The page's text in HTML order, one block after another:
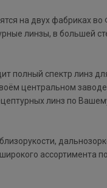
на двух фабриках
линзы, в большей
полный спектр линз
центральном
линз по
ассортимента